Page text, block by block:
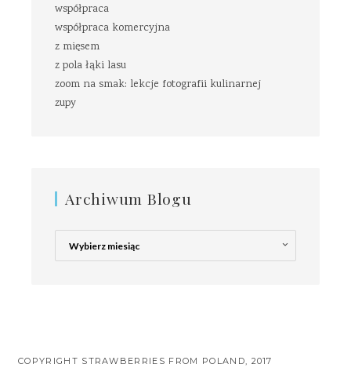
współpraca
współpraca komercyjna
z mięsem
z pola łąki lasu
zoom na smak: lekcje fotografii kulinarnej
zupy
Archiwum Blogu
Archiwum
Blogu
COPYRIGHT STRAWBERRIES FROM POLAND, 2017